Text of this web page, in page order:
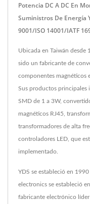
Potencia DC A DC En
Suministros De Energía
9001/ISO 14001/IATF
Ubicada en Taiwán desde
sido un fabricante de
componentes magnéticos
Sus productos principales
SMD de 1 a 3W,
magnéticos RJ45,
transformadores de alta
controladores LED, que
implementado.
YDS se estableció en
electronics se estableció
fabricante electrónico